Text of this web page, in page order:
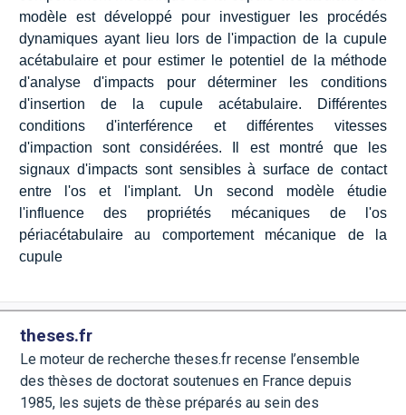
modèle est développé pour investiguer les procédés
dynamiques ayant lieu lors de l'impaction de la cupule
acétabulaire et pour estimer le potentiel de la méthode
d'analyse d'impacts pour déterminer les conditions
d'insertion de la cupule acétabulaire. Différentes
conditions d'interférence et différentes vitesses
d'impaction sont considérées. Il est montré que les
signaux d'impacts sont sensibles à surface de contact
entre l'os et l'implant. Un second modèle étudie
l'influence des propriétés mécaniques de l'os
périacétabulaire au comportement mécanique de la
cupule
theses.fr
Le moteur de recherche theses.fr recense l’ensemble
des thèses de doctorat soutenues en France depuis
1985, les sujets de thèse préparés au sein des